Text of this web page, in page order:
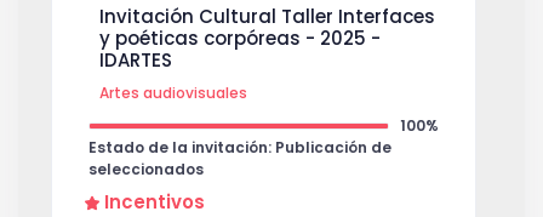
Invitación Cultural Taller Interfaces
y poéticas corpóreas - 2025 -
IDARTES
Artes audiovisuales
100%
Estado de la invitación: Publicación de
seleccionados
Incentivos